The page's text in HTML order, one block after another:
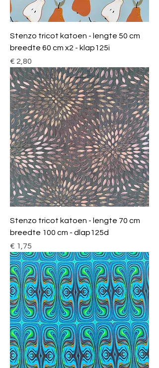
Stenzo tricot katoen - lengte 50 cm
breedte 60 cm x2 - klap125i
Prijs
€ 2,80
Stenzo tricot katoen - lengte 70 cm
breedte 100 cm - dlap125d
Prijs
€ 1,75